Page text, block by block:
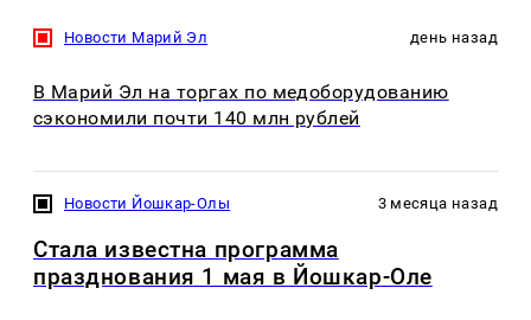
Новости Марий Эл день назад
В Марий Эл на торгах по медоборудованию
сэкономили почти 140 млн рублей
Новости Йошкар-Олы 3 месяца назад
Стала известна программа
празднования 1 мая в Йошкар-Оле